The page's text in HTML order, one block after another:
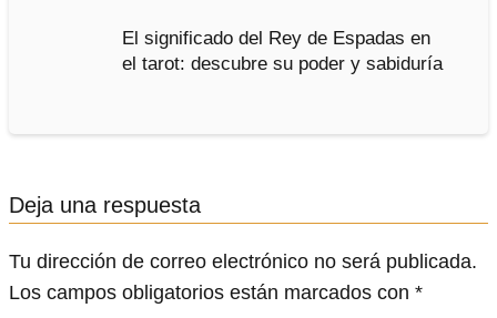
El significado del Rey de Espadas en
el tarot: descubre su poder y sabiduría
Deja una respuesta
Tu dirección de correo electrónico no será publicada.
Los campos obligatorios están marcados con *